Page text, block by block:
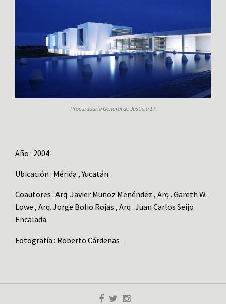
Procuraduría General de Justicia 17
Año : 2004
Ubicación : Mérida , Yucatán.
Coautores : Arq. Javier Muñoz Menéndez , Arq . Gareth W.
Lowe , Arq. Jorge Bolio Rojas , Arq . Juan Carlos Seijo
Encalada.
Fotografía : Roberto Cárdenas .